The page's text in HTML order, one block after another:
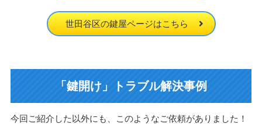
世田谷区の鍵屋ページはこちら
「鍵開け」トラブル解決事例
今回ご紹介した以外にも、このようなご依頼がありました！